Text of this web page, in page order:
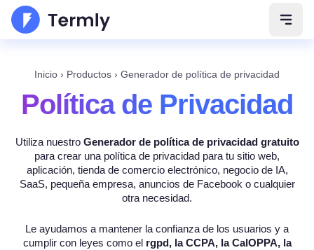
Abrir
Inicio › Productos › Generador de política de privacidad
Política de Privacidad
Utiliza nuestro Generador de política de privacidad gratuito
para crear una política de privacidad para tu sitio web,
aplicación, tienda de comercio electrónico, negocio de IA,
SaaS, pequeña empresa, anuncios de Facebook o cualquier
otra necesidad.
Le ayudamos a mantener la confianza de los usuarios y a
cumplir con leyes como el rgpd, la CCPA, la CalOPPA, la